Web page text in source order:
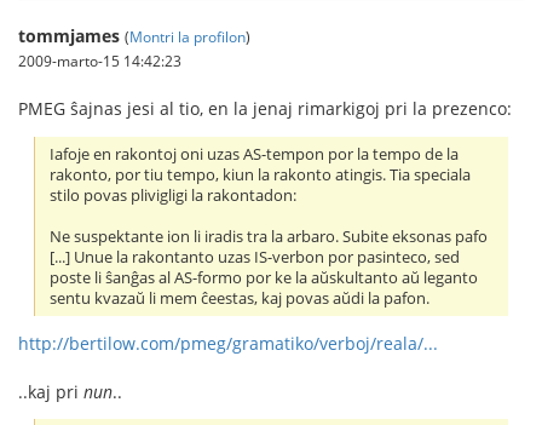
tommjames (Montri la profilon)
2009-marto-15 14:42:23
PMEG ŝajnas jesi al tio, en la jenaj rimarkigoj pri la prezenco:
Iafoje en rakontoj oni uzas AS-tempon por la tempo de la
rakonto, por tiu tempo, kiun la rakonto atingis. Tia speciala
stilo povas plivigligi la rakontadon:
Ne suspektante ion li iradis tra la arbaro. Subite eksonas pafo
[...] Unue la rakontanto uzas IS-verbon por pasinteco, sed
poste li ŝanĝas al AS-formo por ke la aŭskultanto aŭ leganto
sentu kvazaŭ li mem ĉeestas, kaj povas aŭdi la pafon.
http://bertilow.com/pmeg/gramatiko/verboj/reala/...
..kaj pri nun..